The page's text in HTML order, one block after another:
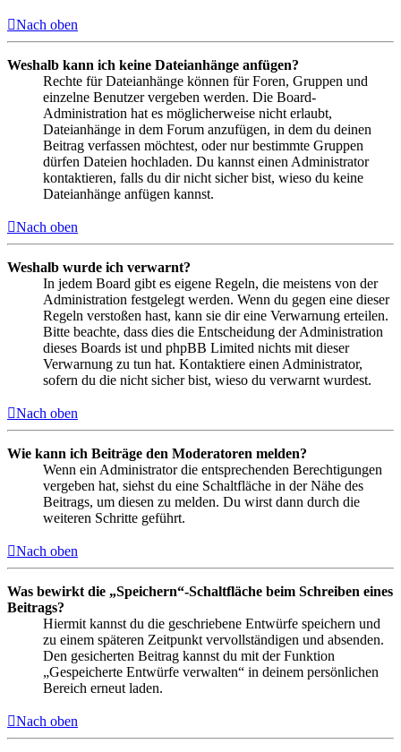
Nach oben
Weshalb kann ich keine Dateianhänge anfügen?
Rechte für Dateianhänge können für Foren, Gruppen und
einzelne Benutzer vergeben werden. Die Board-
Administration hat es möglicherweise nicht erlaubt,
Dateianhänge in dem Forum anzufügen, in dem du deinen
Beitrag verfassen möchtest, oder nur bestimmte Gruppen
dürfen Dateien hochladen. Du kannst einen Administrator
kontaktieren, falls du dir nicht sicher bist, wieso du keine
Dateianhänge anfügen kannst.
Nach oben
Weshalb wurde ich verwarnt?
In jedem Board gibt es eigene Regeln, die meistens von der
Administration festgelegt werden. Wenn du gegen eine dieser
Regeln verstoßen hast, kann sie dir eine Verwarnung erteilen.
Bitte beachte, dass dies die Entscheidung der Administration
dieses Boards ist und phpBB Limited nichts mit dieser
Verwarnung zu tun hat. Kontaktiere einen Administrator,
sofern du die nicht sicher bist, wieso du verwarnt wurdest.
Nach oben
Wie kann ich Beiträge den Moderatoren melden?
Wenn ein Administrator die entsprechenden Berechtigungen
vergeben hat, siehst du eine Schaltfläche in der Nähe des
Beitrags, um diesen zu melden. Du wirst dann durch die
weiteren Schritte geführt.
Nach oben
Was bewirkt die „Speichern“-Schaltfläche beim Schreiben eines
Beitrags?
Hiermit kannst du die geschriebene Entwürfe speichern und
zu einem späteren Zeitpunkt vervollständigen und absenden.
Den gesicherten Beitrag kannst du mit der Funktion
„Gespeicherte Entwürfe verwalten“ in deinem persönlichen
Bereich erneut laden.
Nach oben